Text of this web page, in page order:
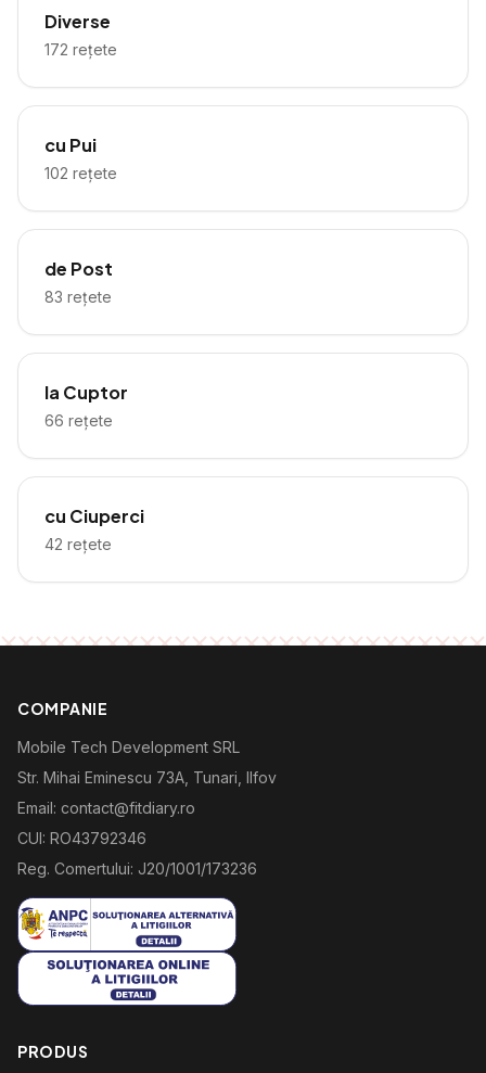
Diverse
172 rețete
cu Pui
102 rețete
de Post
83 rețete
la Cuptor
66 rețete
cu Ciuperci
42 rețete
COMPANIE
Mobile Tech Development SRL
Str. Mihai Eminescu 73A, Tunari, Ilfov
Email: contact@fitdiary.ro
CUI: RO43792346
Reg. Comertului: J20/1001/173236
PRODUS